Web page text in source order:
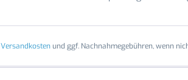
Versandkostenund ggf. Nachnahmegebühren, wenn